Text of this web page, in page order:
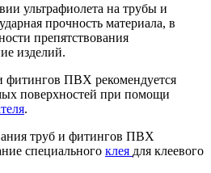
ультрафиолета на трубы и
прочность материала, в
препятствования
изделий.
фитингов ПВХ рекомендуется
поверхностей при помощи
.
труб и фитингов ПВХ
специального клея для клеевого